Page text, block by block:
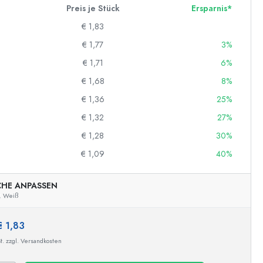
Preis je Stück
Ersparnis*
€ 1,83
€ 1,77
3%
€ 1,71
6%
€ 1,68
8%
€ 1,36
25%
€ 1,32
27%
€ 1,28
30%
€ 1,09 40%
ANPASSEN
Weiß
1,83
zzgl. Versandkosten